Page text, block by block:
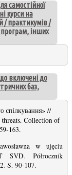
самостійної
курси на
/ практикумів /
інших
включені до
баз,
спілкування» //
Collection of
163.
w ujęciu
SVD. Półrocznik
S. 90-107.